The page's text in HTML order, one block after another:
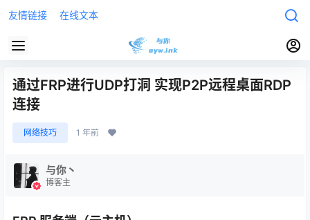
友情链接 在线文本
通过FRP进行UDP打洞 实现P2P远程桌面RDP
连接
网络技巧 1 年前
与你丶
博客主